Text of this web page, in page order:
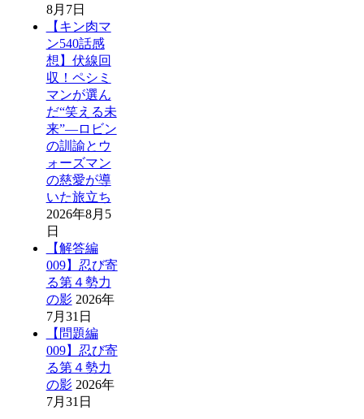
8月7日
【キン肉マ
ン540話感
想】伏線回
収！ペシミ
マンが選ん
だ“笑える未
来”―ロビン
の訓諭とウ
ォーズマン
の慈愛が導
いた旅立ち
2026年8月5
日
【解答編
009】忍び寄
る第４勢力
の影 2026年
7月31日
【問題編
009】忍び寄
る第４勢力
の影 2026年
7月31日